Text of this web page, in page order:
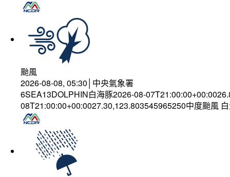
颱風
2026-08-08, 05:30│中央氣象署
6SEA13DOLPHIN白海豚2026-08-
08T21:00:00+00:0027.30,123.803545965250中度颱風